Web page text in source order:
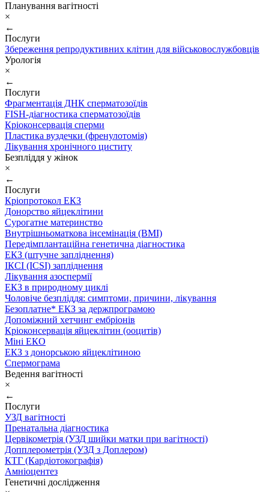
Планування вагітності
×
←
Послуги
Збереження репродуктивних клітин для військовослужбовців
Урологія
×
←
Послуги
Фрагментація ДНК сперматозоїдів
FISH-діагностика сперматозоїдів
Кріоконсервація сперми
Пластика вуздечки (френулотомія)
Лікування хронічного циститу
Безпліддя у жінок
×
←
Послуги
Кріопротокол ЕКЗ
Донорство яйцеклітини
Сурогатне материнство
Внутрішньоматкова інсемінація (ВМІ)
Передімплантаційна генетична діагностика
ЕКЗ (штучне запліднення)
ІКСІ (ICSI) запліднення
Лікування азоспермії
ЕКЗ в природному циклі
Чоловіче безпліддя: симптоми, причини, лікування
Безоплатне* ЕКЗ за держпрограмою
Допоміжний хетчинг ембріонів
Кріоконсервація яйцеклітин (ооцитів)
Міні ЕКО
ЕКЗ з донорською яйцеклітиною
Спермограма
Ведення вагітності
×
←
Послуги
УЗД вагітності
Пренатальна діагностика
Цервікометрія (УЗД шийки матки при вагітності)
Допплерометрія (УЗД з Доплером)
КТГ (Кардіотокографія)
Амніоцентез
Генетичні дослідження